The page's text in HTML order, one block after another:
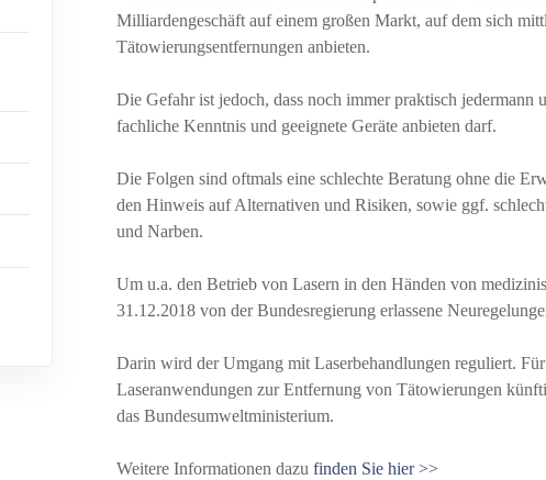
Milliardengeschäft auf einem großen Markt, auf dem sich
Tätowierungsentfernungen anbieten.
Die Gefahr ist jedoch, dass noch immer praktisch jedermann
fachliche Kenntnis und geeignete Geräte anbieten darf.
Die Folgen sind oftmals eine schlechte Beratung ohne die
den Hinweis auf Alternativen und Risiken, sowie ggf.
und Narben.
Um u.a. den Betrieb von Lasern in den Händen von
31.12.2018 von der Bundesregierung erlassene
Darin wird der Umgang mit Laserbehandlungen reguliert.
Laseranwendungen zur Entfernung von Tätowierungen
das Bundesumweltministerium.
Weitere Informationen dazu finden Sie hier >>